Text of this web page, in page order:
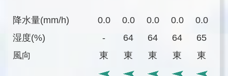
降水量(mm/h)
湿度(%)
風向
0.0 0.0 0.0 0.0 0.0
-
64 64 64 65
東
東 東 東 東